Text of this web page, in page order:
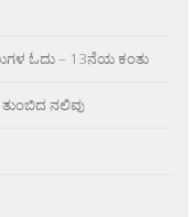
ಓದು – 13ನೆಯ ಕಂತು
ನಲಿವು